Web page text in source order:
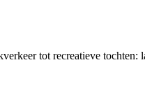
tot recreatieve